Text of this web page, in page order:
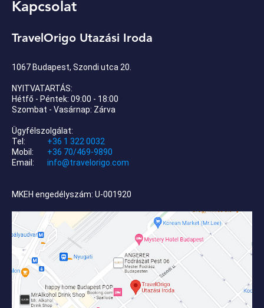
Kapcsolat
TravelOrigo Utazási Iroda
1067 Budapest, Szondi utca 20.
NYITVATARTÁS:
Hétfő - Péntek: 09:00 - 18:00
Szombat - Vasárnap: Zárva
Ügyfélszolgálat:
Tel:
+36 1 322 0032
Mobil:
+36 70/469-9890
Email:
info@travelorigo.com
MKEH engedélyszám: U-001920